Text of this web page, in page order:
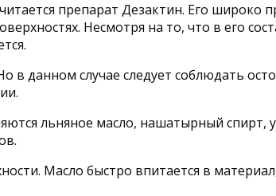
препарат Дезактин. Его широко
Несмотря на то, что в его
в данном случае следует соблюдать
льняное масло, нашатырный спирт,
Масло быстро впитается в